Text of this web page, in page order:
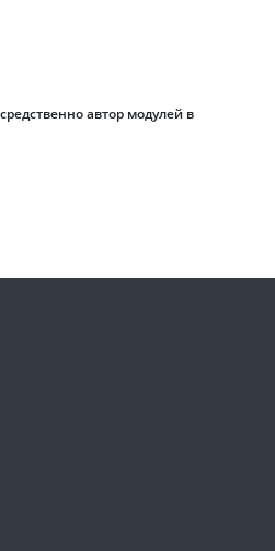
автор модулей в